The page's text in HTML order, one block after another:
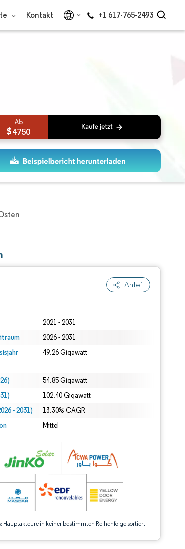
Kontakt +1 617-765-2493
4750
Anteil
2021 - 2031
2026 - 2031
49.26 Gigawatt
54.85 Gigawatt
102.40 Gigawatt
- 2031) 13.30% CAGR
Mittel
Hauptakteure in keiner bestimmten Reihenfolge sortiert
Wiederverwendung erfordert Namensnennung gemäß CC BY 4.0.
gemäß CC BY 4.0.